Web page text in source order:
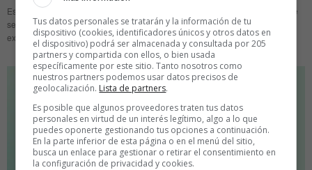
Estamos tan acostumbrados a ver figuras retóricas en el lenguaje escrito que
se nos olvida que las imágenes también hablan. También usan recursos
expresivos que manipulan el cómo para amplificar el qué.
Tus datos personales se tratarán y la información de tu
dispositivo (cookies, identificadores únicos y otros datos en
el dispositivo) podrá ser almacenada y consultada por 205
partners y compartida con ellos, o bien usada
específicamente por este sitio. Tanto nosotros como
nuestros partners podemos usar datos precisos de
geolocalización. Lista de partners.
Es posible que algunos proveedores traten tus datos
personales en virtud de un interés legítimo, algo a lo que
puedes oponerte gestionando tus opciones a continuación.
En la parte inferior de esta página o en el menú del sitio,
busca un enlace para gestionar o retirar el consentimiento en
la configuración de privacidad y cookies.